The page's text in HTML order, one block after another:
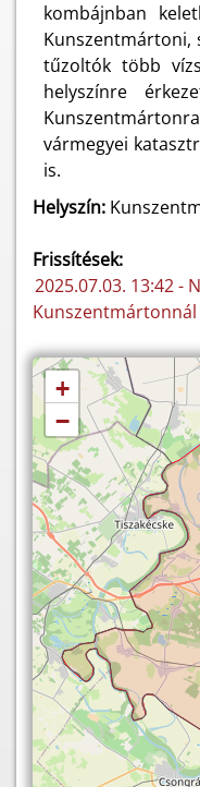
kombájnban
Kunszentmártoni,
tűzoltók több
helyszínre
vármegyei
is.
Helyszín:
Frissítések:
2025.07.03. 13:42 -
Kunszentmártonnál
+
−